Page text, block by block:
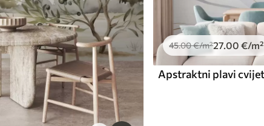
45.00€/m²27 .00 €/m²